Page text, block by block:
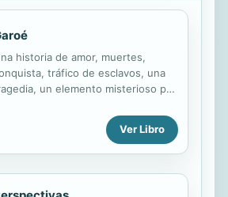
historia de amor, muertes,
tráfico de esclavos, una
un elemento misterioso por
enloquecen, un ancestral secreto
que durante siglos permitió a los
de la isla de El Hierro
Ver Libro